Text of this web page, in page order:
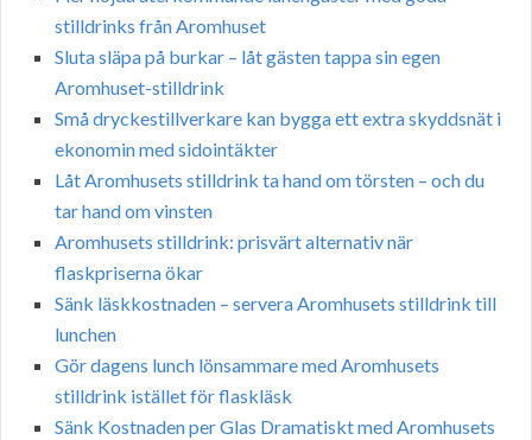
stilldrinks från Aromhuset
Sluta släpa på burkar – låt gästen tappa sin egen
Aromhuset-stilldrink
Små dryckestillverkare kan bygga ett extra skyddsnät i
ekonomin med sidointäkter
Låt Aromhusets stilldrink ta hand om törsten – och du
tar hand om vinsten
Aromhusets stilldrink: prisvärt alternativ när
flaskpriserna ökar
Sänk läskkostnaden – servera Aromhusets stilldrink till
lunchen
Gör dagens lunch lönsammare med Aromhusets
stilldrink istället för flaskläsk
Sänk Kostnaden per Glas Dramatiskt med Aromhusets